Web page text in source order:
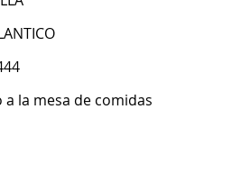
a la mesa de comidas